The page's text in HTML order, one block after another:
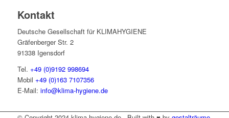
Kontakt
Deutsche Gesellschaft für KLIMAHYGIENE
Gräfenberger Str. 2
91338 Igensdorf
Tel. +49 (0)9192 998694
Mobil +49 (0)163 7107356
E-Mail: info@klima-hygiene.de